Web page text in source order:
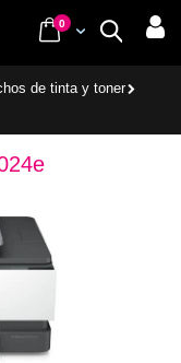
Buscar
Cart
0items
de tinta y toner